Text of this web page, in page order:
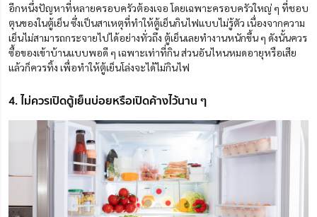
อีกหนึ่งปัญหาที่หลายครอบครัวต้องเจอ โดยเฉพาะครอบครัวใหญ่ ๆ ที่ชอบ
ตุนของในตู้เย็นซึ่งเป็นสาเหตุที่ทำให้ตู้เย็นกินไฟแบบไม่รู้ตัว เนื่องจากความ
เย็นไม่สามารถกระจายไปได้อย่างทั่วถึง ตู้เย็นเลยทำงานหนักขึ้น ๆ ดังนั้นควร
ซื้อของเข้าบ้านแบบพอดี ๆ เฉพาะเท่าที่กิน ส่วนอันไหนหมดอายุหรือเสีย
แล้วก็ควรทิ้ง เพื่อทำให้ตู้เย็นโล่งจะได้ไม่กินไฟ
4. ไม่ควรเปิดตู้เย็นบ่อยหรือเปิดค้างไว้นาน ๆ